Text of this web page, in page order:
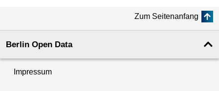
Zum Seitenanfang
Berlin Open Data
Impressum